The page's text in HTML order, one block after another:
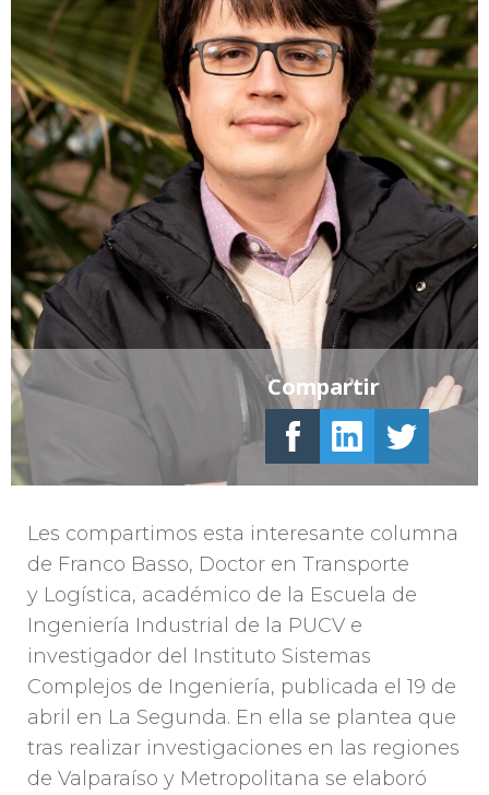
Les compartimos esta interesante columna
de Franco Basso, Doctor en Transporte
y Logística, académico de la Escuela de
Ingeniería Industrial de la PUCV e
investigador del Instituto Sistemas
Complejos de Ingeniería, publicada el 19 de
abril en La Segunda. En ella se plantea que
tras realizar investigaciones en las regiones
de Valparaíso y Metropolitana se elaboró
Compartir